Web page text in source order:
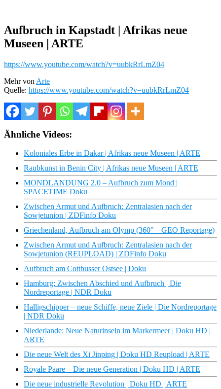
Aufbruch in Kapstadt | Afrikas neue
Museen | ARTE
https://www.youtube.com/watch?v=uubkRrLmZ04
Mehr von Arte
Quelle: https://www.youtube.com/watch?v=uubkRrLmZ04
Ähnliche Videos:
Koloniales Erbe in Dakar | Afrikas neue Museen | ARTE
Raubkunst in Benin City | Afrikas neue Museen | ARTE
MONDLANDUNG 2.0 – Aufbruch zum Mond |
SPACETIME Doku
Zwischen Armut und Aufbruch: Zentralasien nach der
Sowjetunion | ZDFinfo Doku
Griechenland, Aufbruch am Olymp (360° – GEO Reportage)
Zwischen Armut und Aufbruch: Zentralasien nach der
Sowjetunion (REUPLOAD) | ZDFinfo Doku
Aufbruch am Cottbusser Ostsee | Doku
Hamburg: Zwischen Abschied und Aufbruch | Die
Nordreportage | NDR Doku
Halligschipper – neue Schiffe, neue Ziele | Die Nordreportage
| NDR Doku
Niederlande: Neue Naturinseln im Markermeer | Doku HD |
ARTE
Die neue Welt des Xi Jinping | Doku HD Reupload | ARTE
Royale Paare – Die neue Generation | Doku HD | ARTE
Die neue industrielle Revolution | Doku HD | ARTE